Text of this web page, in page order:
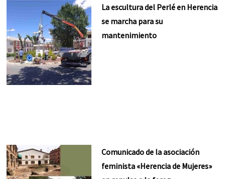
La escultura del Perlé en Herencia
se marcha para su
mantenimiento
Comunicado de la asociación
feminista «Herencia de Mujeres»